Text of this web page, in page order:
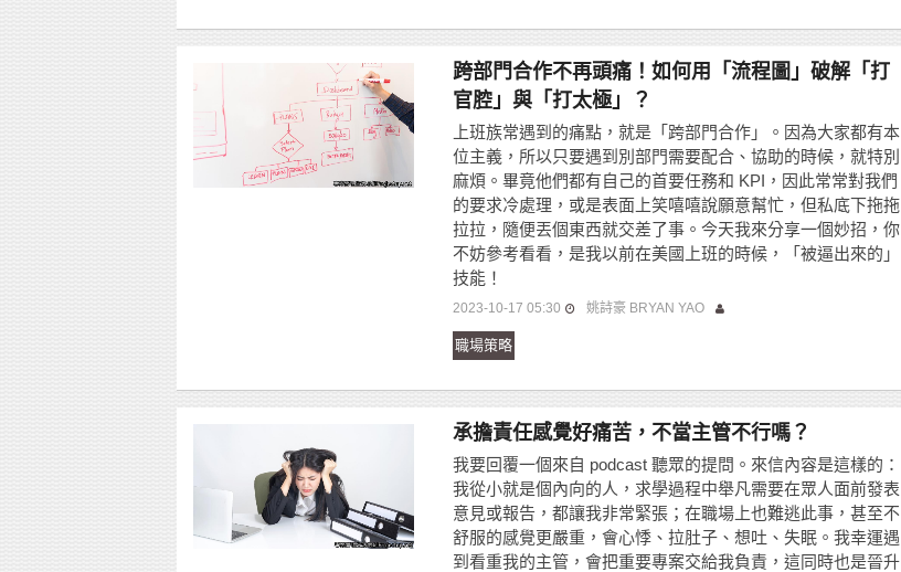
跨部門合作不再頭痛！如何用「流程圖」破解「打
官腔」與「打太極」？
上班族常遇到的痛點，就是「跨部門合作」。因為大家都有本
位主義，所以只要遇到別部門需要配合、協助的時候，就特別
麻煩。畢竟他們都有自己的首要任務和 KPI，因此常常對我們
的要求冷處理，或是表面上笑嘻嘻說願意幫忙，但私底下拖拖
拉拉，隨便丟個東西就交差了事。今天我來分享一個妙招，你
不妨參考看看，是我以前在美國上班的時候，「被逼出來的」
技能！
2023-10-17 05:30 姚詩豪 BRYAN YAO
職場策略
承擔責任感覺好痛苦，不當主管不行嗎？
我要回覆一個來自 podcast 聽眾的提問。來信內容是這樣的：
我從小就是個內向的人，求學過程中舉凡需要在眾人面前發表
意見或報告，都讓我非常緊張；在職場上也難逃此事，甚至不
舒服的感覺更嚴重，會心悸、拉肚子、想吐、失眠。我幸運遇
到看重我的主管，會把重要專案交給我負責，這同時也是晉升